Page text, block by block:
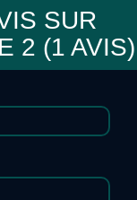
SUR
2 (1 AVIS)